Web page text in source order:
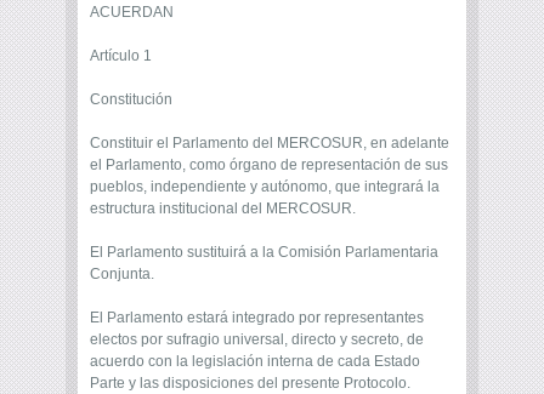
ACUERDAN
Artículo 1
Constitución
Constituir el Parlamento del MERCOSUR, en adelante
el Parlamento, como órgano de representación de sus
pueblos, independiente y autónomo, que integrará la
estructura institucional del MERCOSUR.
El Parlamento sustituirá a la Comisión Parlamentaria
Conjunta.
El Parlamento estará integrado por representantes
electos por sufragio universal, directo y secreto, de
acuerdo con la legislación interna de cada Estado
Parte y las disposiciones del presente Protocolo.